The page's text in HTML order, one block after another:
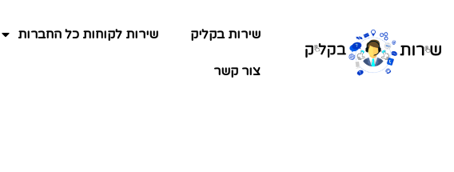
שירות בקליק שירות לקוחות כל החברות
צור קשר